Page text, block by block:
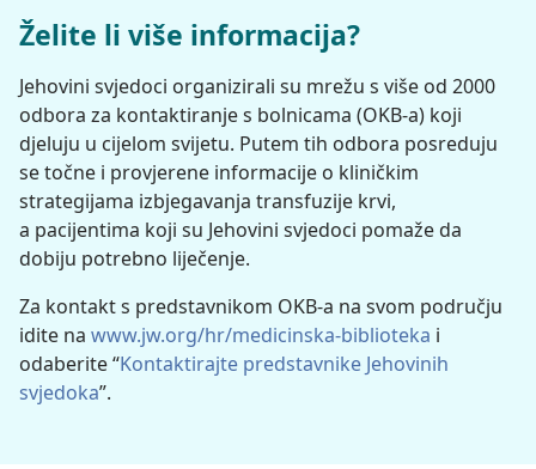
Želite li više informacija?
Jehovini svjedoci organizirali su mrežu s više od 2000
odbora za kontaktiranje s bolnicama (OKB-a) koji
djeluju u cijelom svijetu. Putem tih odbora posreduju
se točne i provjerene informacije o kliničkim
strategijama izbjegavanja transfuzije krvi,
a pacijentima koji su Jehovini svjedoci pomaže da
dobiju potrebno liječenje.
Za kontakt s predstavnikom OKB-a na svom području
idite na www.jw.org/hr/medicinska-biblioteka i
odaberite “Kontaktirajte predstavnike Jehovinih
svjedoka”.